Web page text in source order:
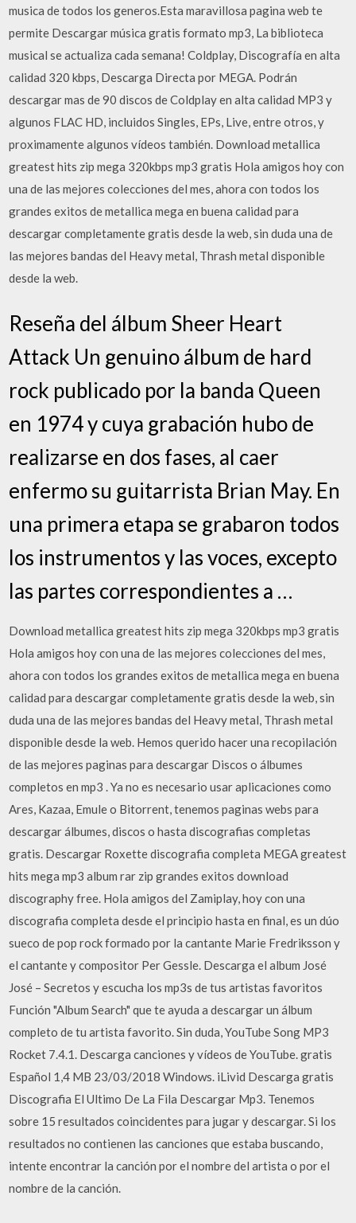
musica de todos los generos.Esta maravillosa pagina web te
permite Descargar música gratis formato mp3, La biblioteca
musical se actualiza cada semana! Coldplay, Discografía en alta
calidad 320 kbps, Descarga Directa por MEGA. Podrán
descargar mas de 90 discos de Coldplay en alta calidad MP3 y
algunos FLAC HD, incluidos Singles, EPs, Live, entre otros, y
proximamente algunos vídeos también. Download metallica
greatest hits zip mega 320kbps mp3 gratis Hola amigos hoy con
una de las mejores colecciones del mes, ahora con todos los
grandes exitos de metallica mega en buena calidad para
descargar completamente gratis desde la web, sin duda una de
las mejores bandas del Heavy metal, Thrash metal disponible
desde la web.
Reseña del álbum Sheer Heart
Attack Un genuino álbum de hard
rock publicado por la banda Queen
en 1974 y cuya grabación hubo de
realizarse en dos fases, al caer
enfermo su guitarrista Brian May. En
una primera etapa se grabaron todos
los instrumentos y las voces, excepto
las partes correspondientes a …
Download metallica greatest hits zip mega 320kbps mp3 gratis
Hola amigos hoy con una de las mejores colecciones del mes,
ahora con todos los grandes exitos de metallica mega en buena
calidad para descargar completamente gratis desde la web, sin
duda una de las mejores bandas del Heavy metal, Thrash metal
disponible desde la web. Hemos querido hacer una recopilación
de las mejores paginas para descargar Discos o álbumes
completos en mp3 . Ya no es necesario usar aplicaciones como
Ares, Kazaa, Emule o Bitorrent, tenemos paginas webs para
descargar álbumes, discos o hasta discografias completas
gratis. Descargar Roxette discografia completa MEGA greatest
hits mega mp3 album rar zip grandes exitos download
discography free. Hola amigos del Zamiplay, hoy con una
discografia completa desde el principio hasta en final, es un dúo
sueco de pop rock formado por la cantante Marie Fredriksson y
el cantante y compositor Per Gessle. Descarga el album José
José – Secretos y escucha los mp3s de tus artistas favoritos
Función "Album Search" que te ayuda a descargar un álbum
completo de tu artista favorito. Sin duda, YouTube Song MP3
Rocket 7.4.1. Descarga canciones y vídeos de YouTube. gratis
Español 1,4 MB 23/03/2018 Windows. iLivid Descarga gratis
Discografia El Ultimo De La Fila Descargar Mp3. Tenemos
sobre 15 resultados coincidentes para jugar y descargar. Si los
resultados no contienen las canciones que estaba buscando,
intente encontrar la canción por el nombre del artista o por el
nombre de la canción.